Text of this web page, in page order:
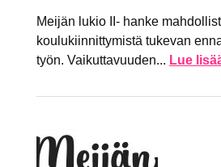
Meijän lukio II- hanke
koulukiinnittymistä tukevan
työn. Vaikuttavuuden... Lue